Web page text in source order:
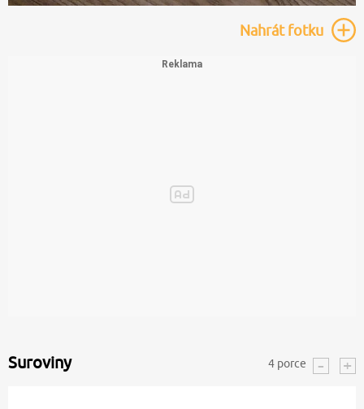
Nahrátfotku
Suroviny 4 porce